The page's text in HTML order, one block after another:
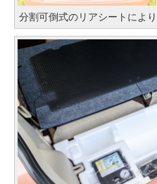
分割可倒式のリアシートによ